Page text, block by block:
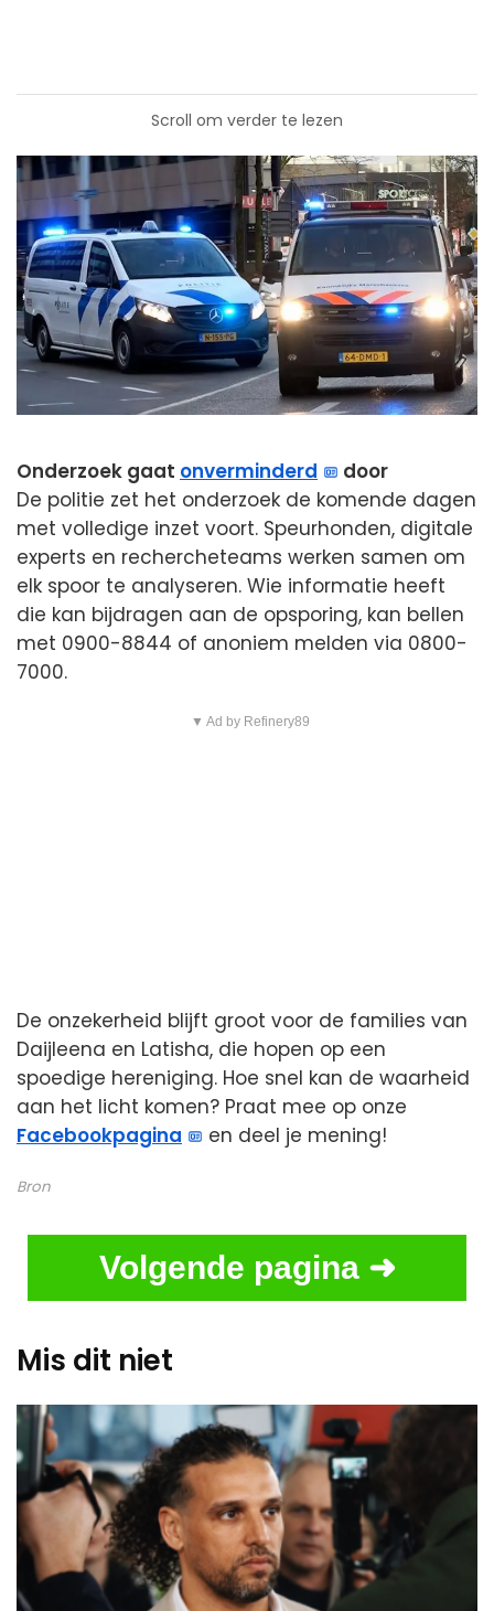
Scroll om verder te lezen
Onderzoek gaat onverminderd
door
De politie zet het onderzoek de komende dagen
met volledige inzet voort. Speurhonden, digitale
experts en rechercheteams werken samen om
elk spoor te analyseren. Wie informatie heeft
die kan bijdragen aan de opsporing, kan bellen
met 0900-8844 of anoniem melden via 0800-
7000.
▼ Ad by Refinery89
De onzekerheid blijft groot voor de families van
Daijleena en Latisha, die hopen op een
spoedige hereniging. Hoe snel kan de waarheid
aan het licht komen? Praat mee op onze
Facebookpagina
en deel je mening!
Bron
Volgende pagina ➜
Mis dit niet